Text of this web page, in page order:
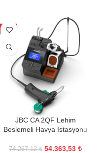
-27%
JBC CA 2QF Lehim
Beslemeli Havya İstasyonu
74.267,12₺ 54.363,53 ₺